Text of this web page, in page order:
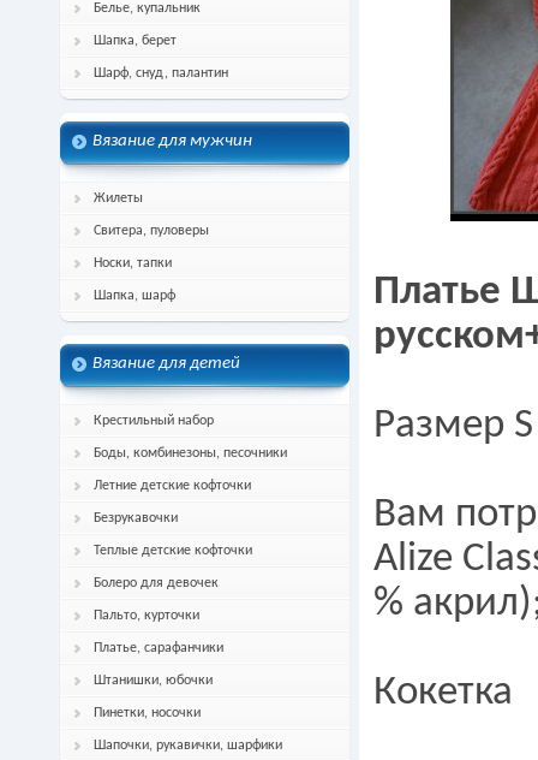
Белье, купальник
Шапка, берет
Шарф, снуд, палантин
Вязание для мужчин
Жилеты
Свитера, пуловеры
Носки, тапки
Шапка, шарф
Вязание для детей
Крестильный набор
Боды, комбинезоны, песочники
Летние детские кофточки
Безрукавочки
Теплые детские кофточки
Болеро для девочек
Пальто, курточки
Платье, сарафанчики
Штанишки, юбочки
Пинетки, носочки
Шапочки, рукавички, шарфики
Платье
Размер S
Вам
Alize
%
Кокетка